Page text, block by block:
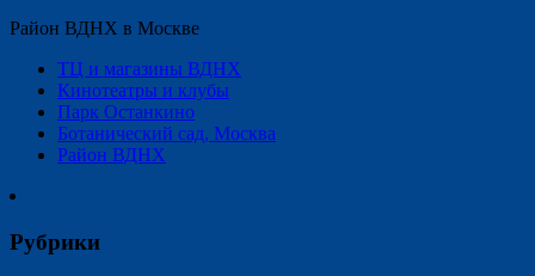
Район ВДНХ в Москве
ТЦ и магазины ВДНХ
Кинотеатры и клубы
Парк Останкино
Ботанический сад, Москва
Район ВДНХ
Рубрики